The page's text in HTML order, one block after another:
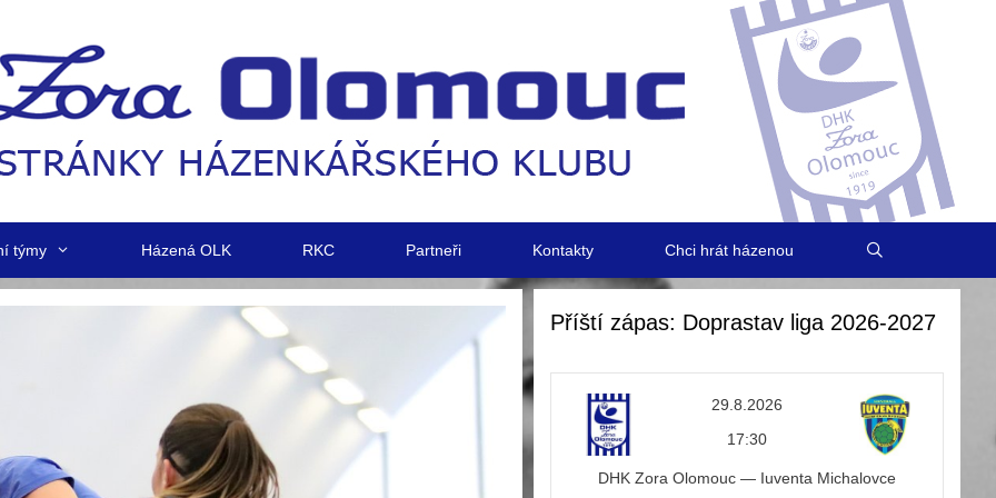
týmy Házená OLK RKC Partneři Kontakty Chci hrát házenou
Příští zápas: Doprastav liga 2026-2027
29.8.2026
17:30
DHK Zora Olomouc — Iuventa Michalovce